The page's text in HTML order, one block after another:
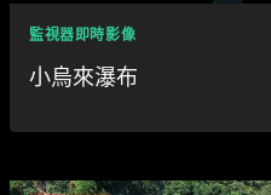
監視器即時影像
小烏來瀑布